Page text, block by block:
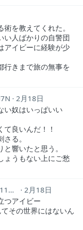
を教えてくれた。
い人ばかりの自警団
アイビーに経験が少
行きまで旅の無事を
2月18日
い奴はいっぱいい
良いんだ！！
る。
響いたと思う。
ょうもない上にご愁
2月18日
つアイビー
その世界にはないん